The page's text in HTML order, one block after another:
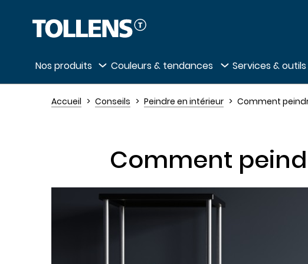
Passer la liste des magasins et aller au pied de
Nos produits Couleurs & tendances Services & outils
Accueil Conseils Peindre en intérieur Comment
Comment